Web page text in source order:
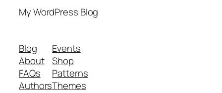
My WordPress Blog
Blog
About
FAQs
Authors
Events
Shop
Patterns
Themes